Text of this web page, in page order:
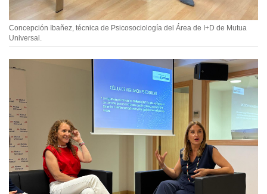
Concepción Ibañez, técnica de Psicosociología del Área de I+D de Mutua
Universal.